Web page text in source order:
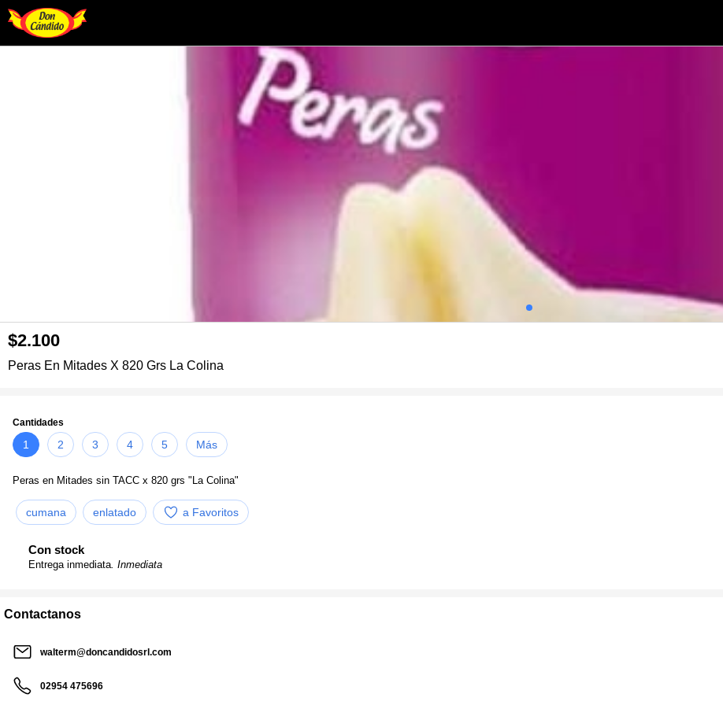
$2.100
Peras En Mitades X 820 Grs La Colina
Cantidades
1 2 3 4 5 Más
Peras en Mitades sin TACC x 820 grs "La Colina"
cumana enlatado a Favoritos
Con stock
Entrega inmediata . Inmediata
Contactanos
walterm@doncandidosrl.com
02954 475696